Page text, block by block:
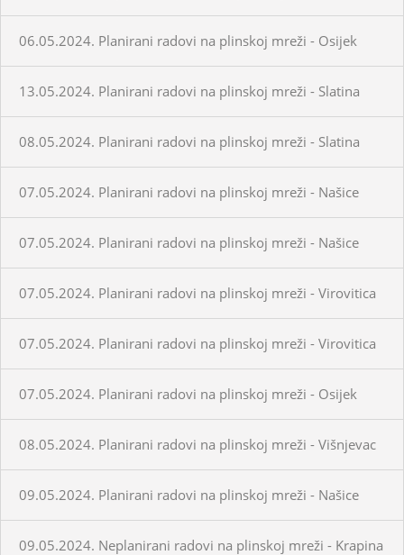
06.05.2024. Planirani radovi na plinskoj mreži - Osijek
13.05.2024. Planirani radovi na plinskoj mreži - Slatina
08.05.2024. Planirani radovi na plinskoj mreži - Slatina
07.05.2024. Planirani radovi na plinskoj mreži - Našice
07.05.2024. Planirani radovi na plinskoj mreži - Našice
07.05.2024. Planirani radovi na plinskoj mreži - Virovitica
07.05.2024. Planirani radovi na plinskoj mreži - Virovitica
07.05.2024. Planirani radovi na plinskoj mreži - Osijek
08.05.2024. Planirani radovi na plinskoj mreži - Višnjevac
09.05.2024. Planirani radovi na plinskoj mreži - Našice
09.05.2024. Neplanirani radovi na plinskoj mreži - Krapina